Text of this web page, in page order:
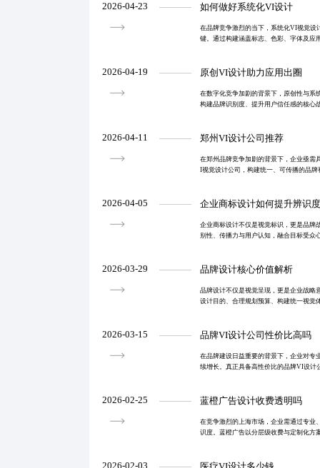
2026-04-23 如何做好系统化VI设计
在品牌竞争激烈的当下，系统化VI视觉设
键。通过构建涵盖标志、色彩、字体及应
2026-04-19 原创VI设计助力应用出圈
在数字化竞争加剧的背景下，原创性与系
构建品牌识别度、提升用户信任感的核心
2026-04-11 郑州VI设计公司推荐
在郑州品牌竞争加剧的背景下，企业亟需
I视觉设计公司，构建统一、可传播的品
2026-04-05 企业商标设计如何提升辨识度
企业商标设计不仅是视觉标识，更是品牌
别性、传播力与用户认知，融合目标受众
2026-03-29 品牌设计核心价值解析
品牌设计不仅是视觉呈现，更是企业战略
设计目的、合理规划预算、构建统一视觉
2026-03-15 品牌VI设计公司性价比高吗
在品牌建设日益重要的背景下，企业对专
续增长。真正具备高性价比的品牌VI设计
2026-02-25 蓝橙广告设计收费透明吗
在竞争激烈的上海市场，企业需通过专业
识度。蓝橙广告以分层级收费与定制化方
2026-02-03